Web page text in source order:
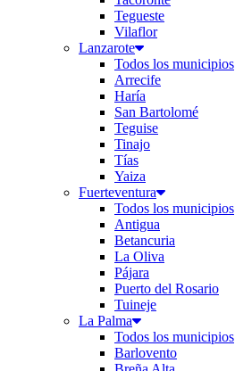
Tegueste
Vilaflor
Lanzarote
Todos los municipios
Arrecife
Haría
San Bartolomé
Teguise
Tinajo
Tías
Yaiza
Fuerteventura
Todos los municipios
Antigua
Betancuria
La Oliva
Pájara
Puerto del Rosario
Tuineje
La Palma
Todos los municipios
Barlovento